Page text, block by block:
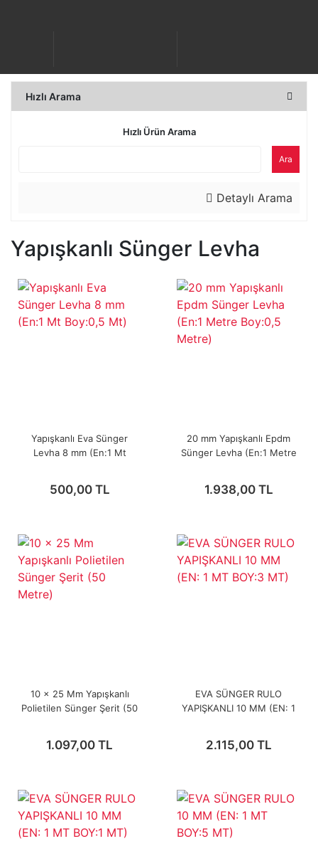
Hızlı Arama
Hızlı Ürün Arama
Ara
Detaylı Arama
Yapışkanlı Sünger Levha
Yapışkanlı Eva Sünger
Levha 8 mm (En:1 Mt
500,00 TL
20 mm Yapışkanlı Epdm
Sünger Levha (En:1 Metre
1.938,00 TL
10 x 25 Mm Yapışkanlı
Polietilen Sünger Şerit (50
1.097,00 TL
EVA SÜNGER RULO
YAPIŞKANLI 10 MM (EN: 1
2.115,00 TL